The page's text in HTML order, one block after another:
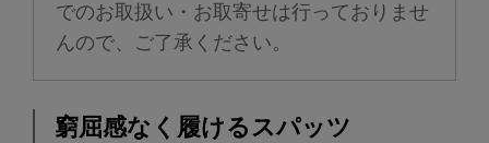
でのお取扱い・お取寄せは行っておりませ
んので、ご了承ください。
窮屈感なく履けるスパッツ